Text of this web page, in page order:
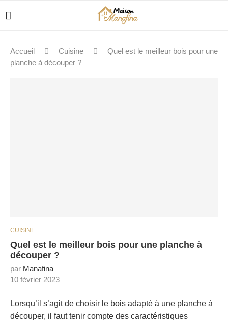
Accueil Cuisine
Quel est le meilleur bois pour une
planche à découper ?
CUISINE
Quel est le meilleur bois pour une planche à
découper ?
par Manafina
10 février 2023
Lorsqu’il s’agit de choisir le bois adapté à une planche à
découper, il faut tenir compte des caractéristiques